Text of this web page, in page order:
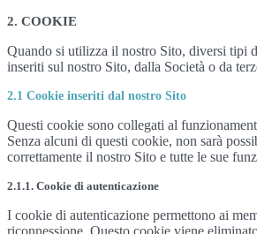
2. COOKIE
Quando si utilizza il nostro Sito, diversi tipi
inseriti sul nostro Sito, dalla Società o da
2.1 Cookie inseriti dal nostro Sito
Questi cookie sono collegati al
Senza alcuni di questi cookie, non sarà
correttamente il nostro Sito e tutte le sue
2.1.1. Cookie di autenticazione
I cookie di autenticazione permettono ai
riconnessione. Questo cookie viene